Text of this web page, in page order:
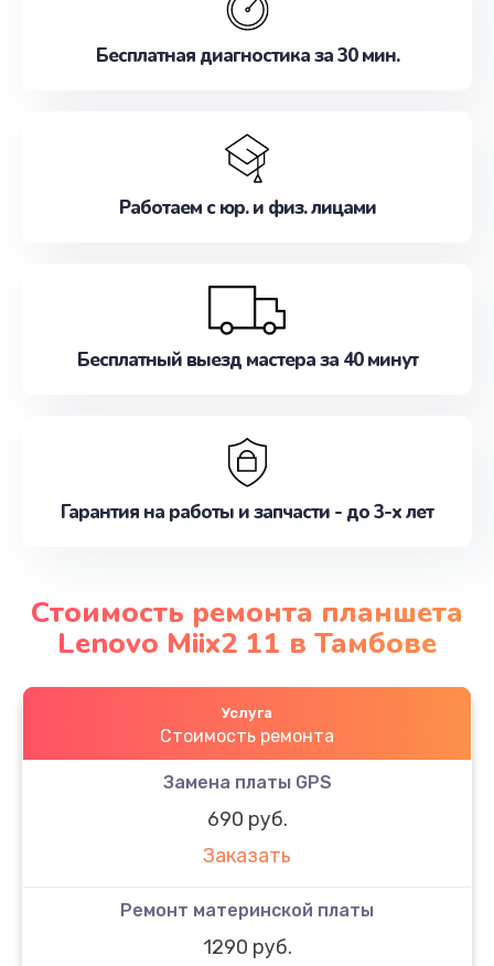
Бесплатная диагностика за 30 мин.
Работаем с юр. и физ. лицами
Бесплатный выезд мастера за 40 минут
Гарантия на работы и запчасти - до 3-х лет
Стоимость ремонта планшета
Lenovo Miix2 11 в Тамбове
Услуга
Стоимость ремонта
Замена платы GPS
690 руб.
Заказать
Ремонт материнской платы
1290 руб.